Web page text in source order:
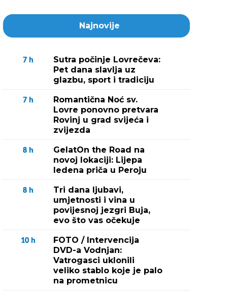
Najnovije
7 h
Sutra počinje Lovrečeva:
Pet dana slavlja uz
glazbu, sport i tradiciju
7 h
Romantična Noć sv.
Lovre ponovno pretvara
Rovinj u grad svijeća i
zvijezda
8 h
GelatOn the Road na
novoj lokaciji: Lijepa
ledena priča u Peroju
8 h
Tri dana ljubavi,
umjetnosti i vina u
povijesnoj jezgri Buja,
evo što vas očekuje
10 h
FOTO / Intervencija
DVD-a Vodnjan:
Vatrogasci uklonili
veliko stablo koje je palo
na prometnicu